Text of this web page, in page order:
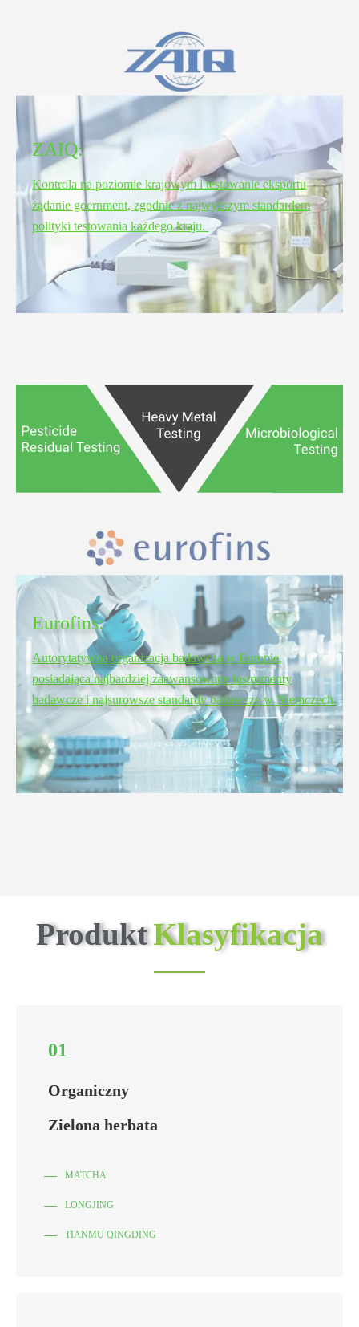
ZAIQ:
Kontrola na poziomie krajowym i testowanie eksportu
żądanie goernment, zgodnie z najwyższym standardem
polityki testowania każdego kraju.
Eurofins:
Autorytatywna organizacja badawcza w Europie,
posiadająca najbardziej zaawansowane instrumenty
badawcze i najsurowsze standardy badawcze w Niemczech.
ProduktKlasyfikacja
01
Organiczny
Zielona herbata
MATCHA
LONGJING
TIANMU QINGDING